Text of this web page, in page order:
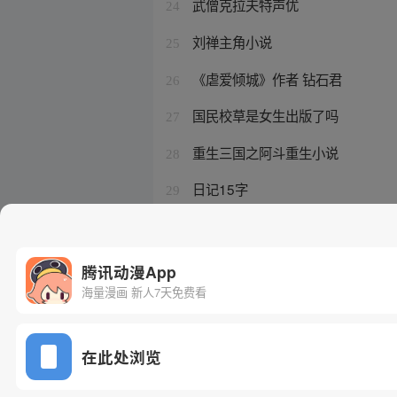
24 武僧克拉夫特声优
25 刘禅主角小说
26 《虐爱倾城》作者 钻石君
27 国民校草是女生出版了吗
28 重生三国之阿斗重生小说
29 日记15字
腾讯动漫App
海量漫画 新人7天免费看
在此处浏览